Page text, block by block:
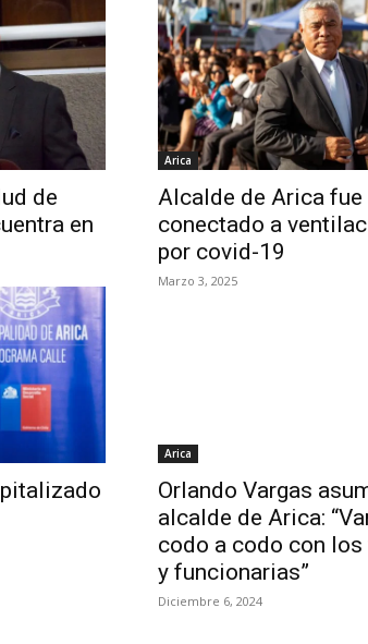
de
en
Arica
Alcalde de Arica
conectado a
por covid-19
Marzo 3, 2025
Arica
Orlando Vargas
alcalde de Arica:
codo a codo con
y funcionarias”
Diciembre 6, 2024